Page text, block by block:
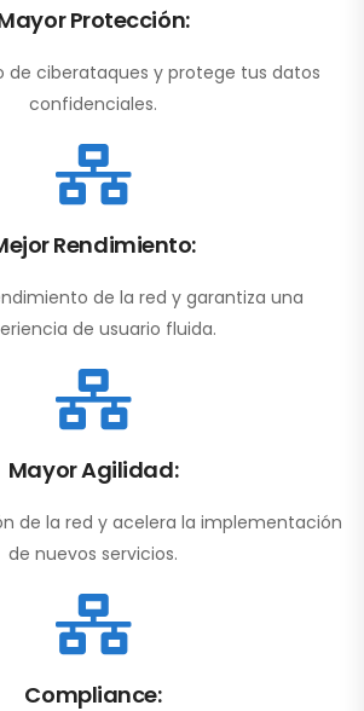
Protección:
de ciberataques y protege tus datos
confidenciales.
Rendimiento:
de la red y garantiza una
de usuario fluida.
Mayor Agilidad:
de la red y acelera la implementación
de nuevos servicios.
Compliance: